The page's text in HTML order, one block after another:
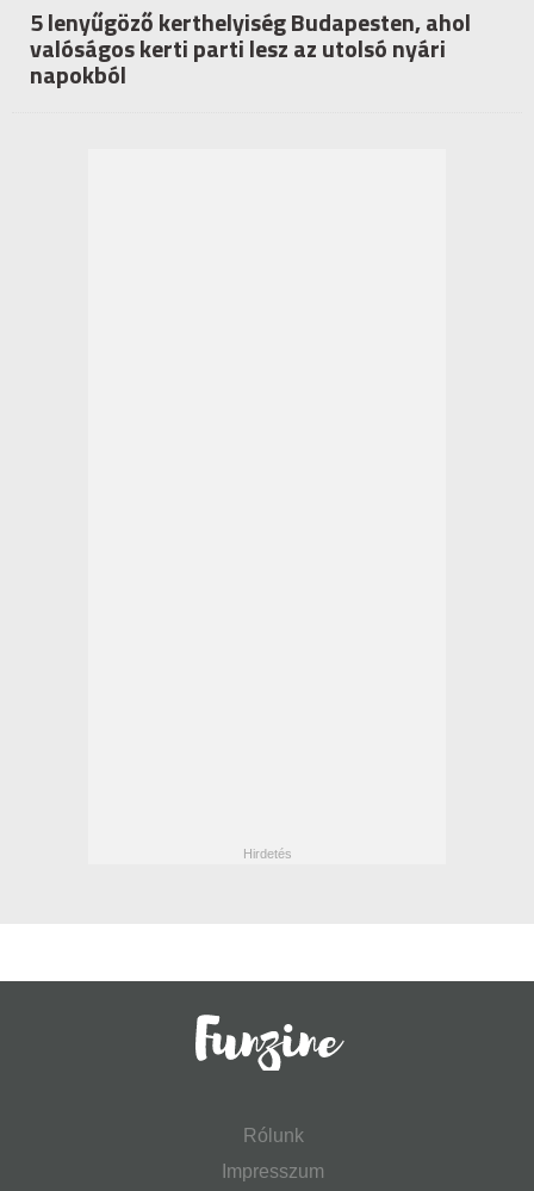
5 lenyűgöző kerthelyiség Budapesten, ahol
valóságos kerti parti lesz az utolsó nyári
napokból
Rólunk
Impresszum